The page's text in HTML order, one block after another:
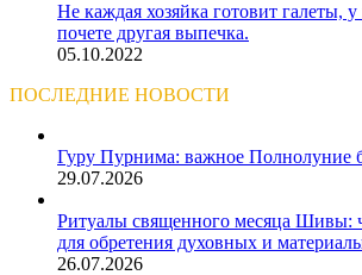
Не каждая хозяйка готовит галеты,
почете другая выпечка.
05.10.2022
ПОСЛЕДНИЕ НОВОСТИ
Гуру Пурнима: важное Полнолуние
29.07.2026
Ритуалы священного месяца Шивы:
для обретения духовных и
26.07.2026